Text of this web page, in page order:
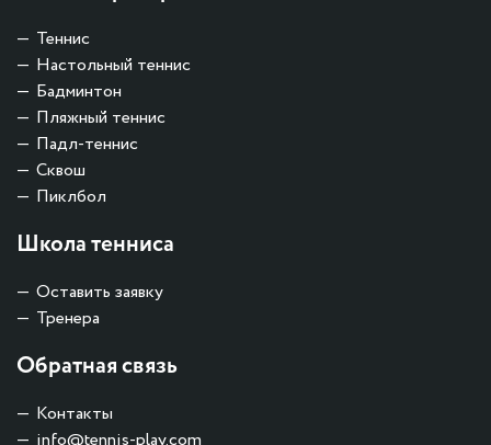
Теннис
Настольный теннис
Бадминтон
Пляжный теннис
Падл-теннис
Сквош
Пиклбол
Школа тенниса
Оставить заявку
Тренера
Обратная связь
Контакты